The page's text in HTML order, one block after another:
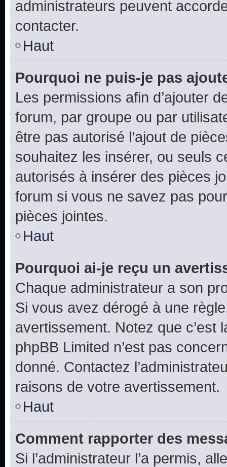
administrateurs peuvent
contacter.
Haut
Pourquoi ne puis-je pas
Les permissions afin d’ajouter
forum, par groupe ou par
être pas autorisé l’ajout de
souhaitez les insérer, ou seuls
autorisés à insérer des pièces
forum si vous ne savez pas
pièces jointes.
Haut
Pourquoi ai-je reçu un
Chaque administrateur a son
Si vous avez dérogé à une
avertissement. Notez que c’est
phpBB Limited n’est pas
donné. Contactez
raisons de votre avertissement.
Haut
Comment rapporter des
Si l’administrateur l’a permis,